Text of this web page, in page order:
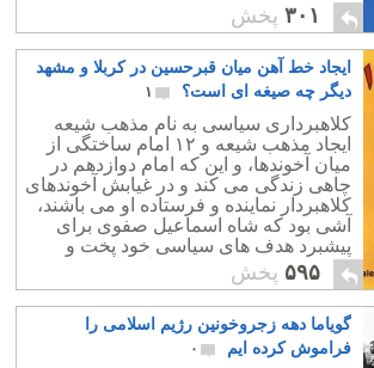
۳۰۱ پخش
ایجاد خط آهن میان قبرحسین در کربلا و مشهد
دیگر چه صیغه ای است؟
۱
کلاهبرداری سیاسی به نام مذهب شیعه
ایجاد مذهب شیعه و ۱۲ امام ساختگی از
میان آخوندها، و این که امام دوازدهم در
چاهی زندگی می کند و در غیابش آخوندهای
کلاهبردار نماینده و فرستاده او می باشند،
آشی بود که شاه اسماعیل صفوی برای
پیشبرد هدف های سیاسی خود پخت و
سرنوشت مردم و کشورمان را به دست
آخوند سپرد.
۵۹۵ پخش
گویاما دهه زجروخونین رژیم اسلامی را
فراموش کرده ایم
۰